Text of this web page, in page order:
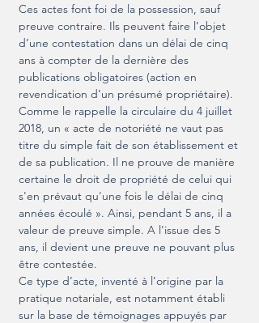
Ces actes font foi de la possession, sauf
preuve contraire. Ils peuvent faire l’objet
d’une contestation dans un délai de cinq
ans à compter de la dernière des
publications obligatoires (action en
revendication d’un présumé propriétaire).
Comme le rappelle la circulaire du 4 juillet
2018, un « acte de notoriété ne vaut pas
titre du simple fait de son établissement et
de sa publication. Il ne prouve de manière
certaine le droit de propriété de celui qui
s'en prévaut qu'une fois le délai de cinq
années écoulé ». Ainsi, pendant 5 ans, il a
valeur de preuve simple. A l'issue des 5
ans, il devient une preuve ne pouvant plus
être contestée.
Ce type d’acte, inventé à l’origine par la
pratique notariale, est notamment établi
sur la base de témoignages appuyés par